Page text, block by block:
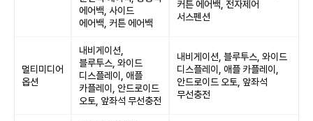
에어백, 사이드
에어백, 커튼 에어백
커튼 에어백, 전자제어
서스펜션
멀티미디어
옵션
내비게이션,
블루투스, 와이드
디스플레이, 애플
카플레이, 안드로이드
오토, 앞좌석 무선충전
내비게이션, 블루투스, 와이드
디스플레이, 애플 카플레이,
안드로이드 오토, 앞좌석
무선충전